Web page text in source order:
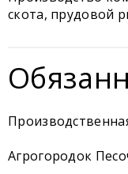
скота, прудовой
Агрогородок